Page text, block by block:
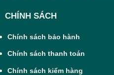
thước
50x70cm
CHÍNH SÁCH
Chính sách bảo hành
Chính sách thanh toán
Chính sách kiểm hàng